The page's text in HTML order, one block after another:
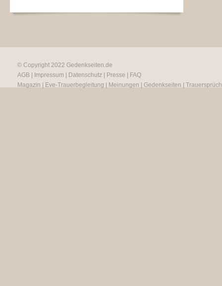
© Copyright 2022 Gedenkseiten.de
AGB
Impressum Datenschutz Presse
FAQ
Magazin
Eve-Trauerbegleitung Meinungen Gedenkseiten